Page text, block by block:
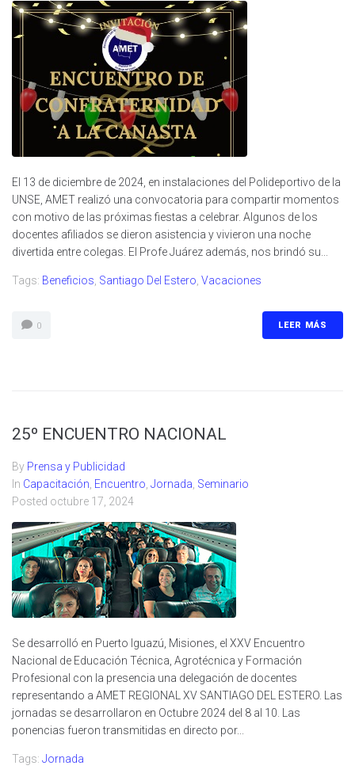
El 13 de diciembre de 2024, en instalaciones del Polideportivo de la
UNSE, AMET realizó una convocatoria para compartir momentos
con motivo de las próximas fiestas a celebrar. Algunos de los
docentes afiliados se dieron asistencia y vivieron una noche
divertida entre colegas. El Profe Juárez además, nos brindó su...
Tags: Beneficios Santiago Del Estero Vacaciones
0 LEER MÁS
25º ENCUENTRO NACIONAL
By Prensa y Publicidad
In Capacitación Encuentro Jornada Seminario
Posted octubre 17, 2024
Se desarrolló en Puerto Iguazú, Misiones, el XXV Encuentro
Nacional de Educación Técnica, Agrotécnica y Formación
Profesional con la presencia una delegación de docentes
representando a AMET REGIONAL XV SANTIAGO DEL ESTERO. Las
jornadas se desarrollaron en Octubre 2024 del 8 al 10. Las
ponencias fueron transmitidas en directo por...
Tags: Jornada